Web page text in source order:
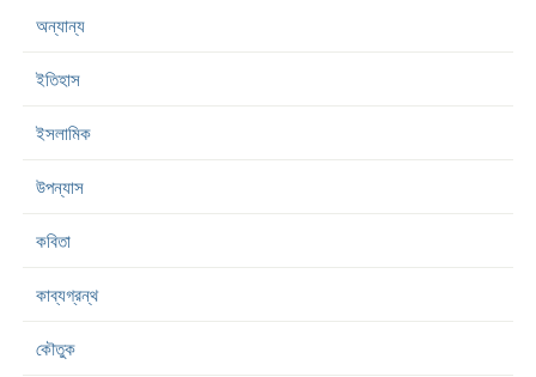
অন্যান্য
ইতিহাস
ইসলামিক
উপন্যাস
কবিতা
কাব্যগ্রন্থ
কৌতুক